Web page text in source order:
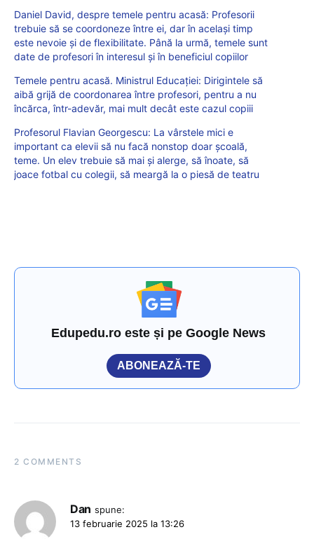
Daniel David, despre temele pentru acasă: Profesorii
trebuie să se coordoneze între ei, dar în același timp
este nevoie și de flexibilitate. Până la urmă, temele sunt
date de profesori în interesul și în beneficiul copiilor
Temele pentru acasă. Ministrul Educației: Dirigintele să
aibă grijă de coordonarea între profesori, pentru a nu
încărca, într-adevăr, mai mult decât este cazul copiii
Profesorul Flavian Georgescu: La vârstele mici e
important ca elevii să nu facă nonstop doar școală,
teme. Un elev trebuie să mai și alerge, să înoate, să
joace fotbal cu colegii, să meargă la o piesă de teatru
Edupedu.ro este și pe Google News
ABONEAZĂ-TE
2 COMMENTS
Dan spune:
13 februarie 2025 la 13:26